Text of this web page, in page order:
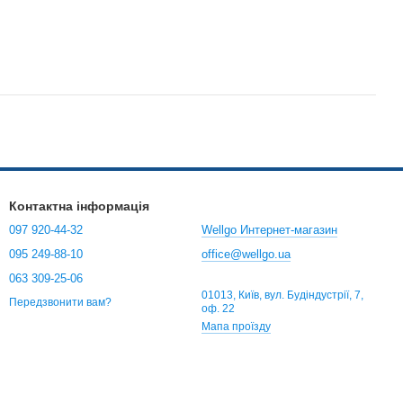
Контактна інформація
097 920-44-32
095 249-88-10
063 309-25-06
Передзвонити вам?
Wellgo Интернет-магазин
office@wellgo.ua
01013, Київ, вул. Будіндустрії, 7,
оф. 22
Мапа проїзду